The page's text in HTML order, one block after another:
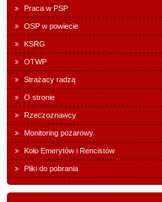
Praca w PSP
OSP w powiecie
KSRG
OTWP
Strażacy radzą
O stronie
Rzeczoznawcy
Monitoring pożarowy
Koło Emerytów i Rencistów
Pliki do pobrania